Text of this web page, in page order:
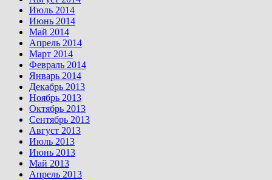
Июль 2014
Июнь 2014
Май 2014
Апрель 2014
Март 2014
Февраль 2014
Январь 2014
Декабрь 2013
Ноябрь 2013
Октябрь 2013
Сентябрь 2013
Август 2013
Июль 2013
Июнь 2013
Май 2013
Апрель 2013